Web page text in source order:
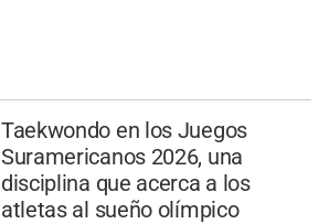
Taekwondo en los Juegos
Suramericanos 2026, una
disciplina que acerca a los
atletas al sueño olímpico